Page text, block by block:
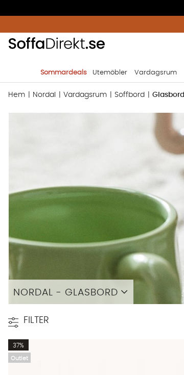
Sommardeals Utemöbler Vardagsrum
Hem Nordal Vardagsrum Soffbord Glasbord
NORDAL - GLASBORD
FILTER
Outlet
37%